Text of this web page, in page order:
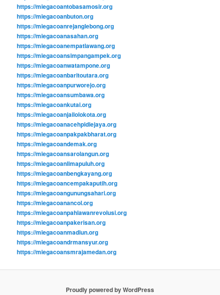
https://miegacoantobasamosir.org
https://miegacoanbuton.org
https://miegacoanrejanglebong.org
https://miegacoanasahan.org
https://miegacoanempatlawang.org
https://miegacoansimpangampek.org
https://miegacoanwatampone.org
https://miegacoanbaritoutara.org
https://miegacoanpurworejo.org
https://miegacoansumbawa.org
https://miegacoankutai.org
https://miegacoanjailolokota.org
https://miegacoanacehpidiejaya.org
https://miegacoanpakpakbharat.org
https://miegacoandemak.org
https://miegacoansarolangun.org
https://miegacoanlimapuluh.org
https://miegacoanbengkayang.org
https://miegacoancempakaputih.org
https://miegacoangunungsahari.org
https://miegacoanancol.org
https://miegacoanpahlawanrevolusi.org
https://miegacoanpakerisan.org
https://miegacoanmadiun.org
https://miegacoandrmansyur.org
https://miegacoansmrajamedan.org
Proudly powered by WordPress